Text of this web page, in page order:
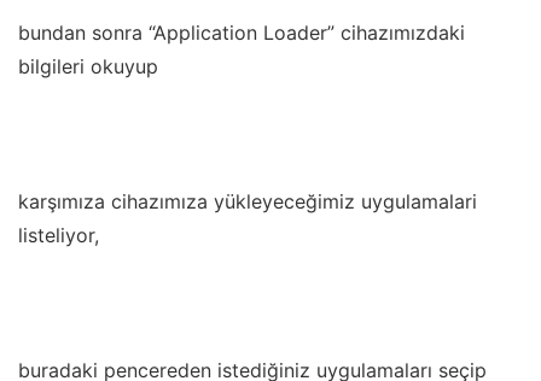
bundan sonra “Application Loader” cihazımızdaki
bilgileri okuyup
karşımıza cihazımıza yükleyeceğimiz uygulamalari
listeliyor,
buradaki pencereden istediğiniz uygulamaları seçip